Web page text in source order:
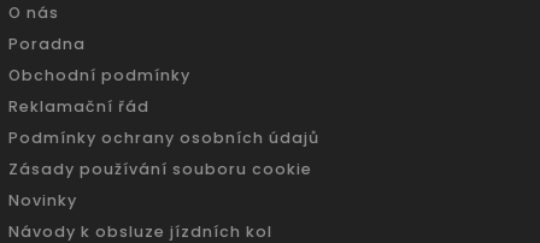
O nás
Poradna
Obchodní podmínky
Reklamační řád
Podmínky ochrany osobních údajů
Zásady používání souboru cookie
Novinky
Návody k obsluze jízdních kol